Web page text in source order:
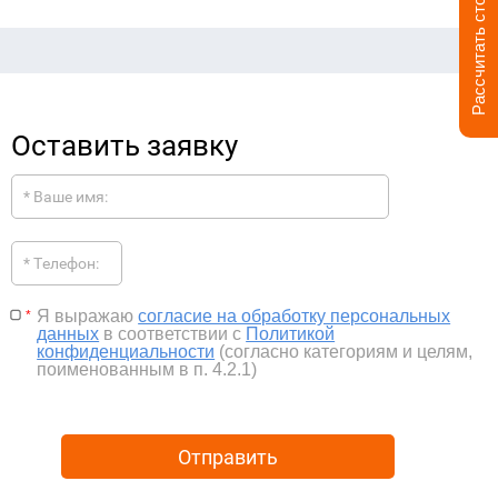
Оставить заявку
* Я выражаюсогласие на обработку персональных
данных в соответствии с Политикой
конфиденциальности (согласно категориям и целям,
поименованным в п. 4.2.1)
Отправить